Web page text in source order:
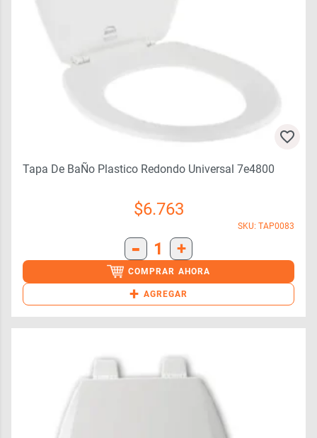
Tapa De BaÑo Plastico Redondo Universal 7e4800
$6.763
SKU: TAP0083
- 1 +
COMPRAR AHORA
+ AGREGAR